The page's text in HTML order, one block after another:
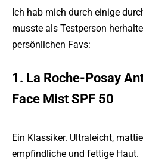
Ich hab mich durch einige
musste als Testperson
persönlichen Favs:
1. La Roche-Posay
Face Mist SPF 50
Ein Klassiker. Ultraleicht,
empfindliche und fettige Haut.